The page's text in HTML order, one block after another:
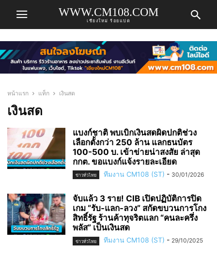
WWW.CM108.COM
เชียงใหม่ ร้อยแปด
หน้าแรก แท็ก เงินสด
เงินสด
แบงก์ชาติ พบเบิกเงินสดผิดปกติช่วง
เลือกตั้งกว่า 250 ล้าน แลกธนบัตร
100-500 บ. เข้าข่ายน่าสงสัย ล่าสุด
กกต. ขอแบงก์แจ้งรายละเอียด
ข่าวทั่วไทย ทีมงาน CM108 (ST) - 30/01/2026
จับแล้ว 3 ราย! CIB เปิดปฏิบัติการปิด
เกม “รับ-แลก-ลวง” สกัดขบวนการโกง
สิทธิ์รัฐ ร้านค้าทุจริตแลก “คนละครึ่ง
พลัส” เป็นเงินสด
ข่าวทั่วไทย ทีมงาน CM108 (ST) - 29/10/2025